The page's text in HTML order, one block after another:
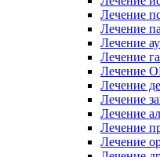
Лечение
Лечение
Лечение
Лечение
Лечение
Лечение
Лечение
Лечение
Лечение
Лечение